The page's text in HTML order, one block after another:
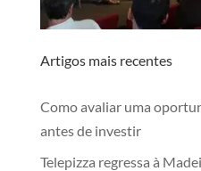
Artigos mais recentes
Como avaliar uma
antes de investir
Telepizza regressa à